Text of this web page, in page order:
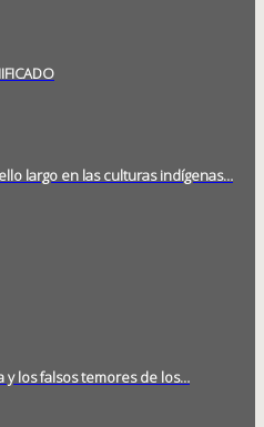
largo en las culturas indígenas…
y los falsos temores de los…